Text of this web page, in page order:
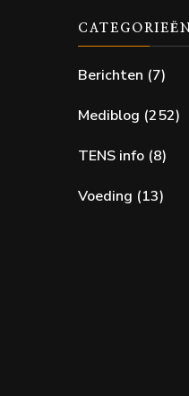
CATEGORIEËN
Berichten (7)
Mediblog (252)
TENS info (8)
Voeding (13)